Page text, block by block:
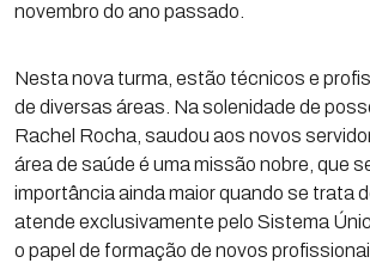
novembro do ano passado.
Nesta nova turma, estão técnicos e
de diversas áreas. Na solenidade de
Rachel Rocha, saudou aos novos
área de saúde é uma missão nobre, que
importância ainda maior quando se trata
atende exclusivamente pelo Sistema
o papel de formação de novos